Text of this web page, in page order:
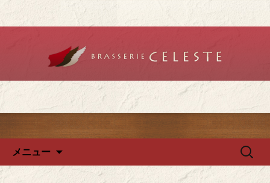
堺のフレンチ「ブラッスリー
セレスト」で、ランチ・ディ
ナーを
堺のフレンチ「ブラットリーセレス
ト」で記念日やデートを
メニュー
検